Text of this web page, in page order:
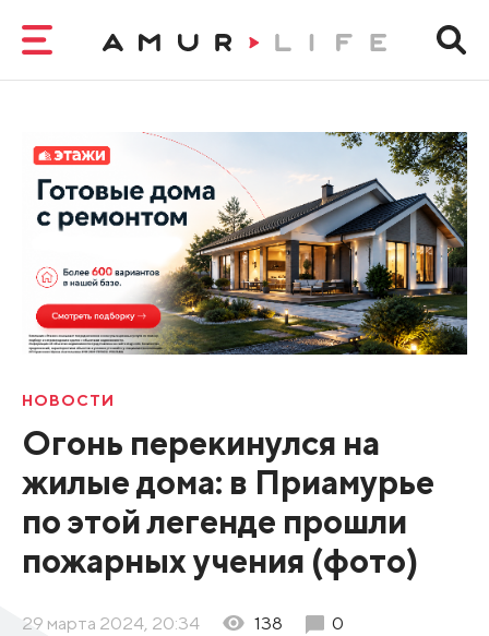
НОВОСТИ
Огонь перекинулся на
жилые дома: в Приамурье
по этой легенде прошли
пожарных учения (фото)
29 марта 2024, 20:34 138 0